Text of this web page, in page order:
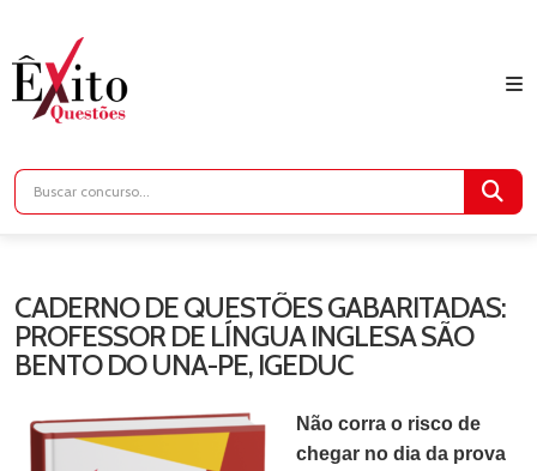
CADERNO DE QUESTÕES GABARITADAS:
PROFESSOR DE LÍNGUA INGLESA SÃO
BENTO DO UNA-PE, IGEDUC
Não corra o risco de
chegar no dia da prova